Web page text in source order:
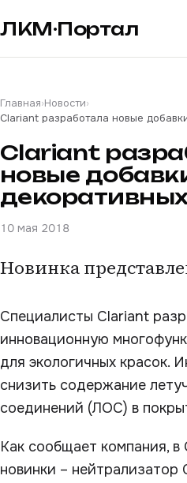
ЛКМ·Портал
Главная›Новости›
Clariant разработала новые
Clariant
новые
10 мая 2018
Новинка
Специалисты Clariant
инновационную
для экологичных красок.
снизить содержание
соединений (ЛОС) в
Как сообщает компания,
новинки – нейтрализатор